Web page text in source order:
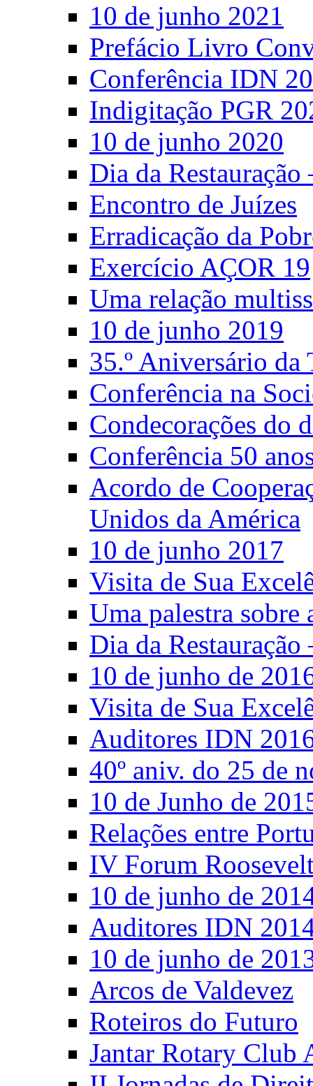
10 de junho 2021
Prefácio Livro
Conferência IDN
Indigitação PGR
10 de junho 2020
Dia da
Encontro de Juízes
Erradicação da
Exercício AÇOR 19
Uma relação
10 de junho 2019
35.º Aniversário
Conferência na
Condecorações do
Conferência 50
Acordo de
Unidos da América
10 de junho 2017
Visita de Sua
Uma palestra sobre
Dia da Restauração
10 de junho de
Visita de Sua
Auditores IDN
40º aniv. do 25 de
10 de Junho de
Relações entre
IV Forum
10 de junho de
Auditores IDN
10 de junho de
Arcos de Valdevez
Roteiros do Futuro
Jantar Rotary Club